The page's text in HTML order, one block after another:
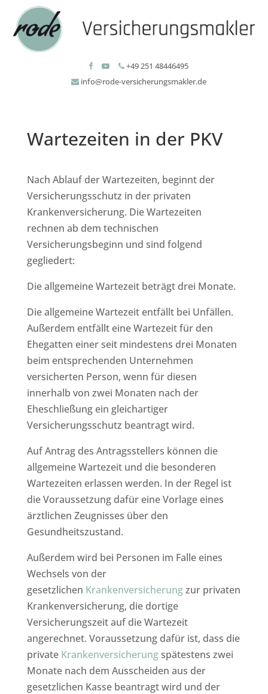
+49 251 48446495
info@rode-versicherungsmakler.de
Wartezeiten in der PKV
Nach Ablauf der Wartezeiten, beginnt der
Versicherungsschutz in der privaten
Krankenversicherung. Die Wartezeiten
rechnen ab dem technischen
Versicherungsbeginn und sind folgend
gegliedert:
Die allgemeine Wartezeit beträgt drei Monate.
Die allgemeine Wartezeit entfällt bei Unfällen.
Außerdem entfällt eine Wartezeit für den
Ehegatten einer seit mindestens drei Monaten
beim entsprechenden Unternehmen
versicherten Person, wenn für diesen
innerhalb von zwei Monaten nach der
Eheschließung ein gleichartiger
Versicherungsschutz beantragt wird.
Auf Antrag des Antragsstellers können die
allgemeine Wartezeit und die besonderen
Wartezeiten erlassen werden. In der Regel ist
die Voraussetzung dafür eine Vorlage eines
ärztlichen Zeugnisses über den
Gesundheitszustand.
Außerdem wird bei Personen im Falle eines
Wechsels von der
gesetzlichen Krankenversicherungzur privaten
Krankenversicherung, die dortige
Versicherungszeit auf die Wartezeit
angerechnet. Voraussetzung dafür ist, dass die
private Krankenversicherungspätestens zwei
Monate nach dem Ausscheiden aus der
gesetzlichen Kasse beantragt wird und der